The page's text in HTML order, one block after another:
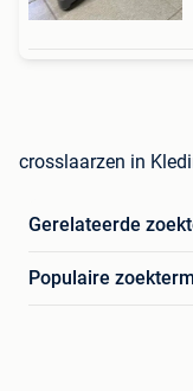
crosslaarzen in
Gerelateerde
Populaire